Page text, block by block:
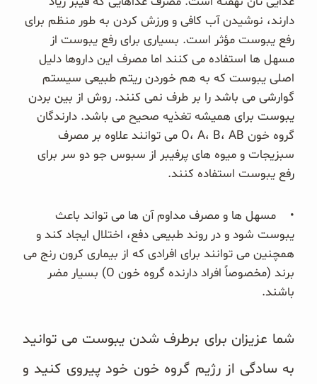
دارند، نوشیدن آب کافی و ورزش کردن به طور منظم برای
رفع یبوست مؤثر است. بسیاری برای رفع یبوست از
مسهل ها استفاده می کنند اما مصرف این داروها دلیل
اصلی یبوست که به هم خوردن ریتم طبیعی سیستم
گوارشی می باشد را بر طرف نمی کنند. روش از بین بردن
یبوست برای همیشه تغذیه صحیح می باشد. دارندگان
گروه خون O، A، B، AB می توانند علاوه بر مصرف
سبزیجات و میوه های پرفیبر از سبوس جو دو سر برای
رفع یبوست استفاده کنند.
• مسهل ها و مصرف مداوم آن ها می تواند باعث
یبوست شود و در روند طبیعی دفع، اختلال ایجاد کند و
همچنین می توانند برای افرادی که از بیماری کرون رنج می
برند (مخصوصاً افراد دارنده گروه خون O) بسیار مضر
باشند.
شما عزیزان برای برطرف شدن یبوست می توانید
به سادگی از رژیم گروه خون خود پیروی کنید و